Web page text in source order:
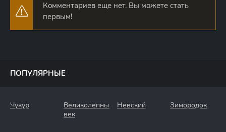
Комментариев еще нет. Вы можете стать
первым!
ПОПУЛЯРНЫЕ
Чукур
Великолепный
век
Невский Зимородок